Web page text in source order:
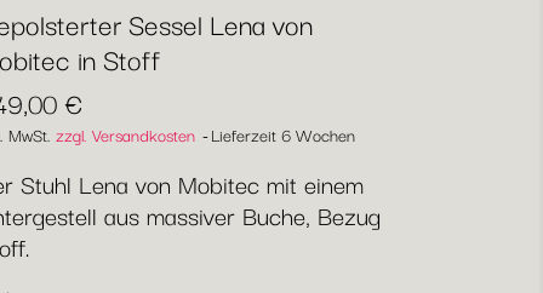
Sessel Lena von
in Stoff
€
MwSt. zzgl. Versandkosten Lieferzeit 6 Wochen
Stuhl Lena von Mobitec mit einem
aus massiver Buche, Bezug